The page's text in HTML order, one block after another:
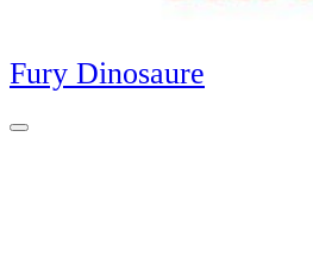
Fury Dinosaure